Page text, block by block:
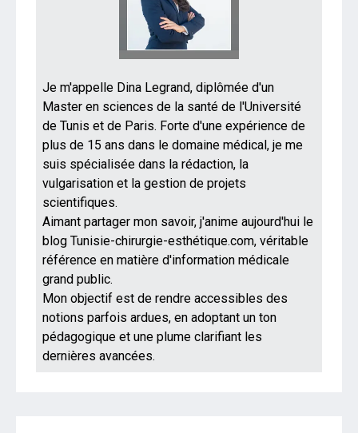
Je m'appelle Dina Legrand, diplômée d'un
Master en sciences de la santé de l'Université
de Tunis et de Paris. Forte d'une expérience de
plus de 15 ans dans le domaine médical, je me
suis spécialisée dans la rédaction, la
vulgarisation et la gestion de projets
scientifiques.
Aimant partager mon savoir, j'anime aujourd'hui le
blog Tunisie-chirurgie-esthétique.com, véritable
référence en matière d'information médicale
grand public.
Mon objectif est de rendre accessibles des
notions parfois ardues, en adoptant un ton
pédagogique et une plume clarifiant les
dernières avancées.